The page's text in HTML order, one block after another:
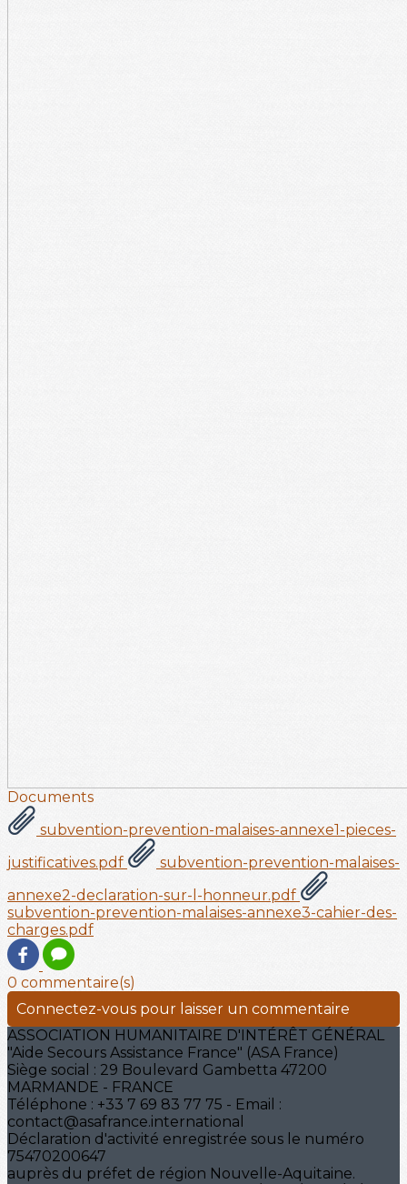
Documents
subvention-prevention-malaises-annexe1-pieces-
justificatives.pdf
subvention-prevention-malaises-
annexe2-declaration-sur-l-honneur.pdf
subvention-prevention-malaises-annexe3-cahier-des-
charges.pdf
0 commentaire(s)
Connectez-vous pour laisser un commentaire
ASSOCIATION HUMANITAIRE D'INTÉRÊT GÉNÉRAL
"Aide Secours Assistance France" (ASA France)
Siège social : 29 Boulevard Gambetta 47200
MARMANDE - FRANCE
Téléphone : +33 7 69 83 77 75 - Email :
contact@asafrance.international
Déclaration d'activité enregistrée sous le numéro
75470200647
auprès du préfet de région Nouvelle-Aquitaine.